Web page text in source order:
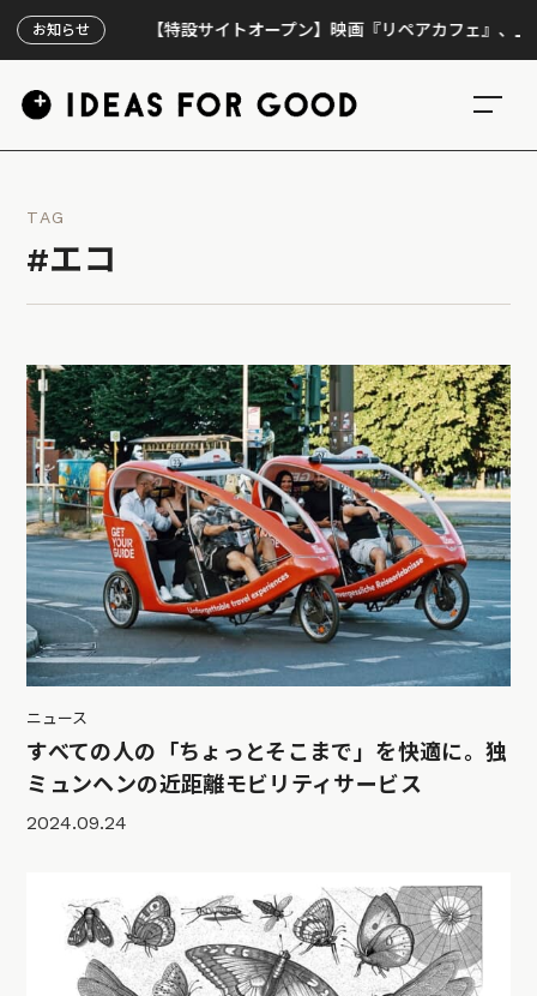
お知らせ【特設サイトオープン】映画『リペアカフェ』、上映300回
TAG
#エコ
ニュース
すべての人の「ちょっとそこまで」を快適に。独
ミュンヘンの近距離モビリティサービス
2024.09.24